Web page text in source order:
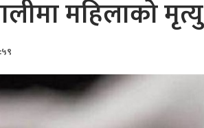
महिलाको मृत्यु